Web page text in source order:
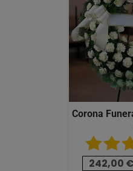
Corona
242,00 €